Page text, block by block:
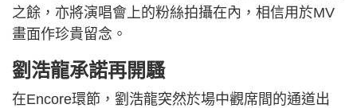
之餘，亦將演唱會上的粉絲拍攝在內，相信用於MV
畫面作珍貴留念。
劉浩龍承諾再開騷
在Encore環節，劉浩龍突然於場中觀席間的通道出